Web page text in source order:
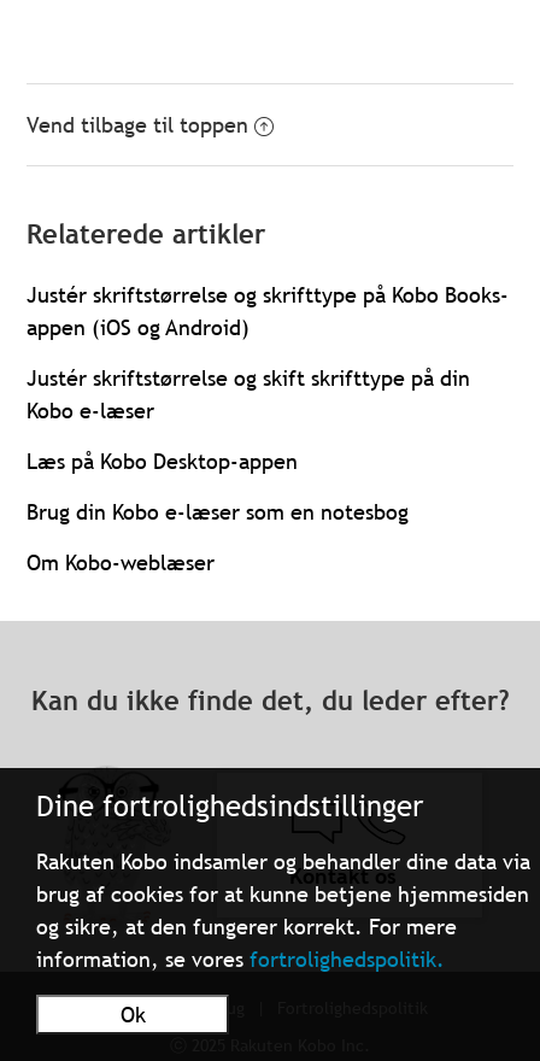
Dine fortrolighedsindstillinger
Rakuten Kobo indsamler og behandler dine data via
brug af cookies for at kunne betjene hjemmesiden
og sikre, at den fungerer korrekt. For mere
information, se voresfortrolighedspolitik.
Ok
Vend tilbage til toppen
Relaterede artikler
Justér skriftstørrelse og skrifttype på Kobo Books-
appen (iOS og Android)
Justér skriftstørrelse og skift skrifttype på din
Kobo e-læser
Læs på Kobo Desktop-appen
Brug din Kobo e-læser som en notesbog
Om Kobo-weblæser
Kan du ikke finde det, du leder efter?
Kontakt os
Betingelser for brug